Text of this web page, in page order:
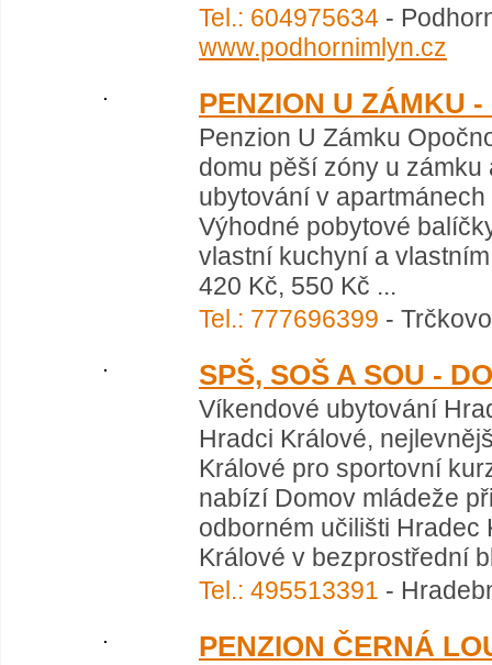
Tel.: 604975634 -
www.podhornimlyn.cz
PENZION U ZÁMKU
Penzion U Zámku
domu pěší zóny u
ubytování v
Výhodné pobytové
vlastní kuchyní a
420 Kč, 550 Kč ...
Tel.: 777696399 -
SPŠ, SOŠ A SOU -
Víkendové ubytování
Hradci Králové,
Králové pro sportovní
nabízí Domov mládeže
odborném učilišti
Králové v bezprostřední
Tel.: 495513391 -
PENZION ČERNÁ